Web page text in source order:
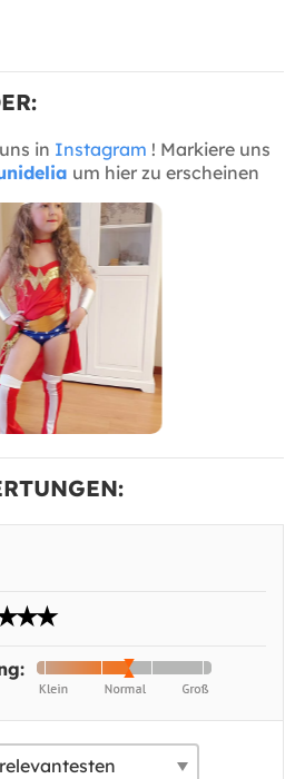
in Instagram ! Markiere uns
um hier zu erscheinen